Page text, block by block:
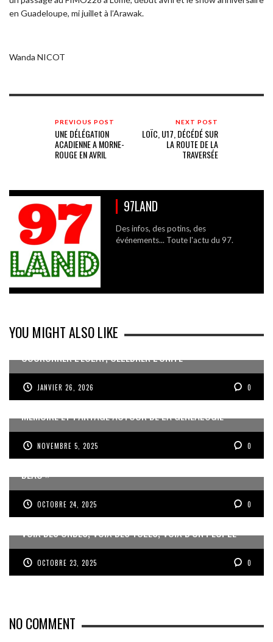
en Guadeloupe, mi juillet à l’Arawak.
Wanda NICOT
PREVIOUS POST
UNE DÉLÉGATION
ACADIENNE A MORNE-
ROUGE EN AVRIL
NEXT POST
LOÏC, U17, DÉCÉDÉ SUR
LA ROUTE DE LA
TRAVERSÉE
97LAND
Des infos, des potins, des
événements... Toute l'actu du 97.
YOU MIGHT ALSO LIKE
COURONNER L’ÉCLAT, CÉLÉBRER L’UNITÉ
JANVIER 26, 2026 0
MÉMOIRE ET PARTAGE AUTOUR DE LA GÉNÉALOGIE
NOVEMBRE 5, 2025 0
JEAN-PIERRE VOLET : « L’OBJECTIF EST DE PRODUIRE DU
BEAU »
OCTOBRE 24, 2025 0
VOIX DES ONDES, VOIX DES YOLES, VOIX D’UN PEUPLE
OCTOBRE 23, 2025 0
NO COMMENT